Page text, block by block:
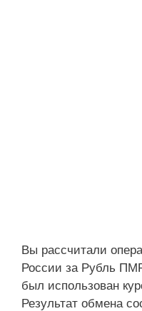
Вы рассчитали
России за Рубль
был использован
Результат обмена